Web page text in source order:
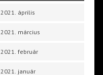
2021. április
2021. március
2021. február
2021. január